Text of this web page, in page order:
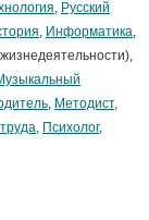
, Русский
, Информатика,
, Методист,
, Психолог,